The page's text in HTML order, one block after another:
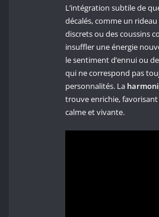
L’intégration subtile de
décalés, comme un
discrets ou des coussins
insuffler une énergie
le sentiment d’ennui ou
qui ne correspond pas
personnalités. La
trouve enrichie,
calme et vivante.